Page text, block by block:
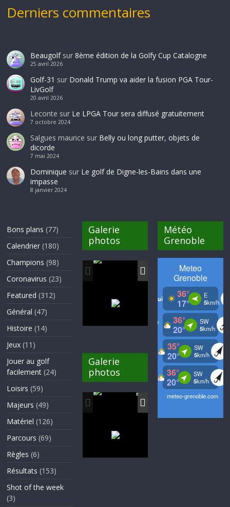
Derniers commentaires
Beaugolfsur 8ème édition de la Golfy Cup Catalogne
25 avril 2026
Golf-31 sur Donald Trump va aider la fusion PGA Tour-
LivGolf
20 avril 2026
Leconte sur Le LPGA Tour sera diffusé gratuitement
7 octobre 2024
Salgues maurice sur Belly ou long putter, objets de
dicorde
7 mai 2024
Dominique sur Le golf de Digne-les-Bains dans une
impasse
8 janvier 2024
Bons plans (77)
Calendrier (180)
Champions (98)
Coronavirus (23)
Featured (312)
Général (47)
Histoire (14)
Jeux (11)
Jouer au golf
facilement (24)
Loisirs (59)
Majeurs (49)
Matériel (126)
Parcours (69)
Règles (6)
Résultats (153)
Shot of the week
(3)
Galerie
photos
Galerie
photos
Météo
Grenoble